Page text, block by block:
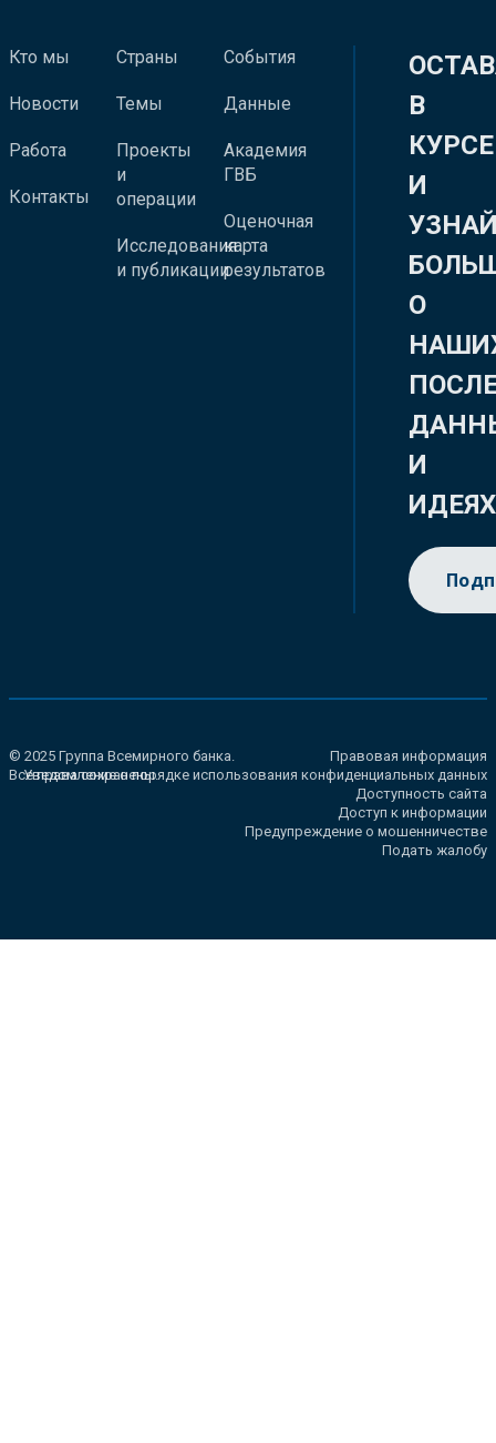
Кто мы
Новости
Работа
Контакты
Страны
Темы
Проекты
и
операции
Исследования
и публикации
События
Данные
Академия
ГВБ
Оценочная
карта
результатов
В
КУРСЕ
И
О
И
ИДЕЯХ
© 2025 Группа Всемирного банка.
Все права сохранены.
Правовая информация
Уведомление о порядке использования конфиденциальных данных
Доступность сайта
Доступ к информации
Предупреждение о мошенничестве
Подать жалобу